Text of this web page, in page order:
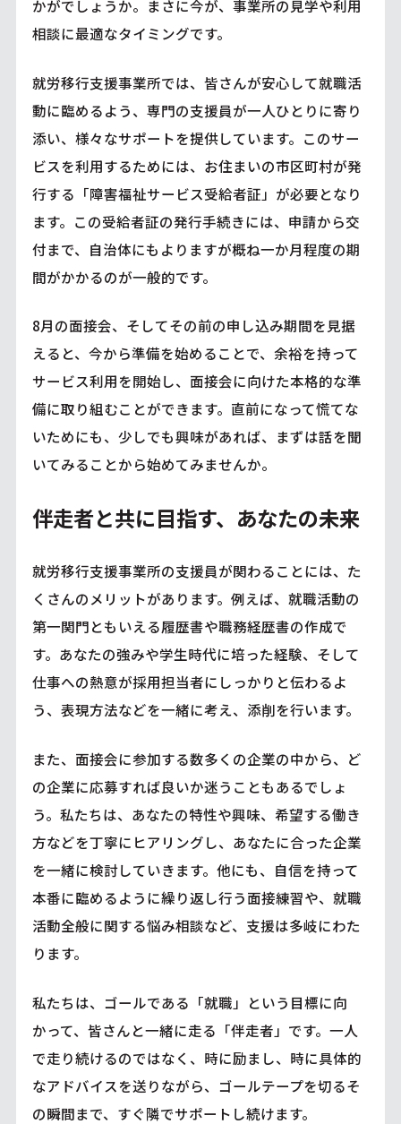
かがでしょうか。まさに今が、事業所の見学や利用
相談に最適なタイミングです。
就労移行支援事業所では、皆さんが安心して就職活
動に臨めるよう、専門の支援員が一人ひとりに寄り
添い、様々なサポートを提供しています。このサー
ビスを利用するためには、お住まいの市区町村が発
行する「障害福祉サービス受給者証」が必要となり
ます。この受給者証の発行手続きには、申請から交
付まで、自治体にもよりますが概ね一か月程度の期
間がかかるのが一般的です。
8月の面接会、そしてその前の申し込み期間を見据
えると、今から準備を始めることで、余裕を持って
サービス利用を開始し、面接会に向けた本格的な準
備に取り組むことができます。直前になって慌てな
いためにも、少しでも興味があれば、まずは話を聞
いてみることから始めてみませんか。
伴走者と共に目指す、あなたの未来
就労移行支援事業所の支援員が関わることには、た
くさんのメリットがあります。例えば、就職活動の
第一関門ともいえる履歴書や職務経歴書の作成で
す。あなたの強みや学生時代に培った経験、そして
仕事への熱意が採用担当者にしっかりと伝わるよ
う、表現方法などを一緒に考え、添削を行います。
また、面接会に参加する数多くの企業の中から、ど
の企業に応募すれば良いか迷うこともあるでしょ
う。私たちは、あなたの特性や興味、希望する働き
方などを丁寧にヒアリングし、あなたに合った企業
を一緒に検討していきます。他にも、自信を持って
本番に臨めるように繰り返し行う面接練習や、就職
活動全般に関する悩み相談など、支援は多岐にわた
ります。
私たちは、ゴールである「就職」という目標に向
かって、皆さんと一緒に走る「伴走者」です。一人
で走り続けるのではなく、時に励まし、時に具体的
なアドバイスを送りながら、ゴールテープを切るそ
の瞬間まで、すぐ隣でサポートし続けます。